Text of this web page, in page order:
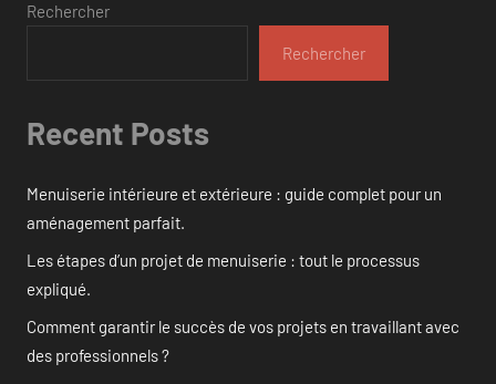
Rechercher
Rechercher
Recent Posts
Menuiserie intérieure et extérieure : guide complet pour un
aménagement parfait.
Les étapes d’un projet de menuiserie : tout le processus
expliqué.
Comment garantir le succès de vos projets en travaillant avec
des professionnels ?